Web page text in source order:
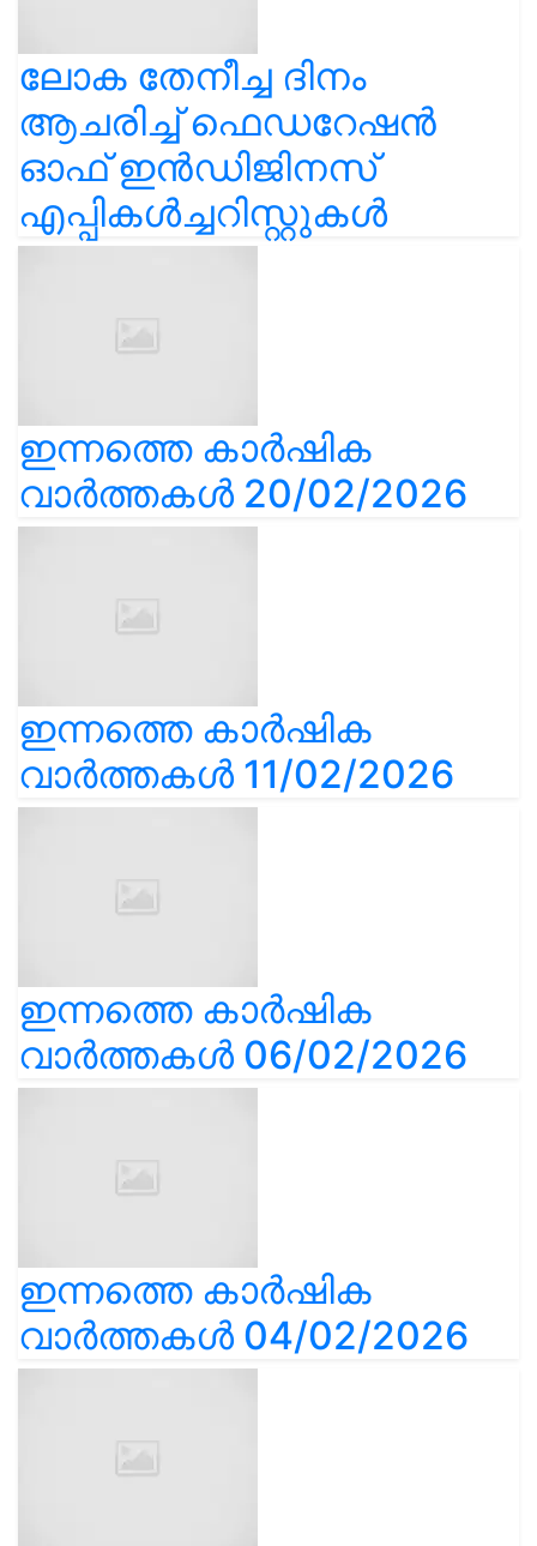
ലോക തേനീച്ച ദിനം
ആചരിച്ച് ഫെഡറേഷൻ
ഓഫ് ഇൻഡിജിനസ്
എപ്പികൾച്ചറിസ്റ്റുകൾ
ഇന്നത്തെ കാർഷിക
വാർത്തകൾ 20/02/2026
ഇന്നത്തെ കാർഷിക
വാർത്തകൾ 11/02/2026
ഇന്നത്തെ കാർഷിക
വാർത്തകൾ 06/02/2026
ഇന്നത്തെ കാർഷിക
വാർത്തകൾ 04/02/2026